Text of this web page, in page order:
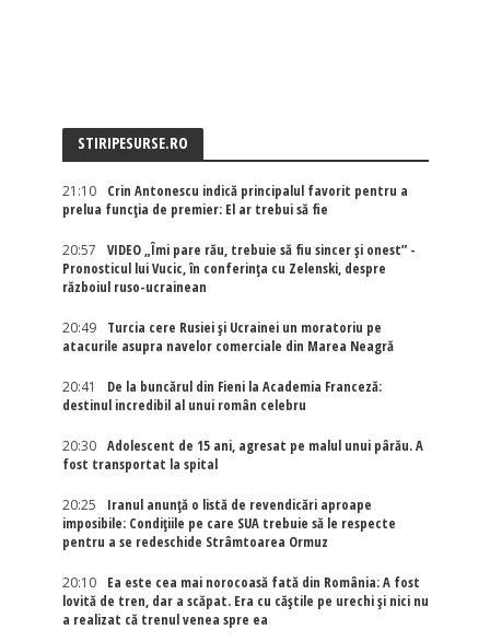
STIRIPESURSE.RO
21:10
Crin Antonescu indică principalul favorit pentru a
prelua funcția de premier: El ar trebui să fie
20:57
VIDEO „Îmi pare rău, trebuie să fiu sincer și onest” -
Pronosticul lui Vucic, în conferința cu Zelenski, despre
războiul ruso-ucrainean
20:49
Turcia cere Rusiei și Ucrainei un moratoriu pe
atacurile asupra navelor comerciale din Marea Neagră
20:41
De la buncărul din Fieni la Academia Franceză:
destinul incredibil al unui român celebru
20:30
Adolescent de 15 ani, agresat pe malul unui pârău. A
fost transportat la spital
20:25
Iranul anunță o listă de revendicări aproape
imposibile: Condițiile pe care SUA trebuie să le respecte
pentru a se redeschide Strâmtoarea Ormuz
20:10
Ea este cea mai norocoasă fată din România: A fost
lovită de tren, dar a scăpat. Era cu căștile pe urechi și nici nu
a realizat că trenul venea spre ea